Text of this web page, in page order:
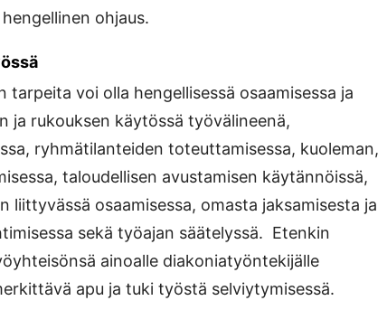
ohjaus.
tarpeita voi olla hengellisessä osaamisessa ja
ja rukouksen käytössä työvälineenä,
ryhmätilanteiden toteuttamisessa, kuoleman,
taloudellisen avustamisen käytännöissä,
liittyvässä osaamisessa, omasta jaksamisesta ja
sekä työajan säätelyssä. Etenkin
ainoalle diakoniatyöntekijälle
apu ja tuki työstä selviytymisessä.